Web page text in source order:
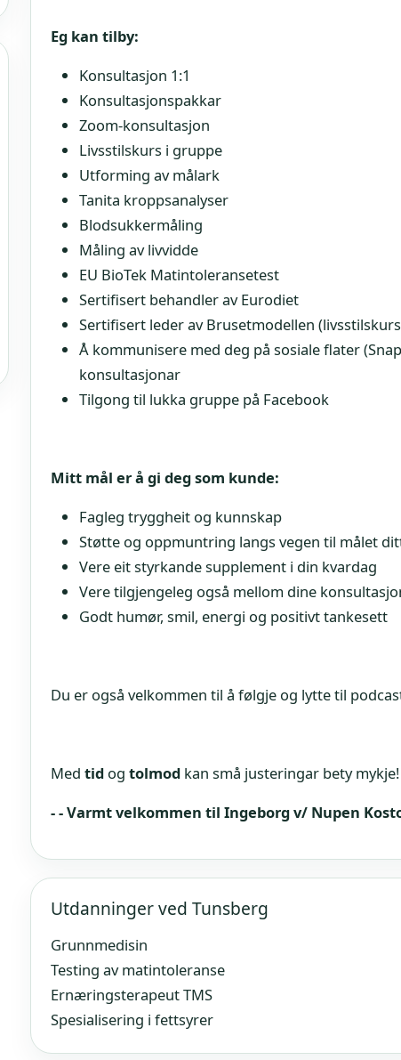
Eg kan tilby:
Konsultasjon 1:1
Konsultasjonspakkar
Zoom-konsultasjon
Livsstilskurs i gruppe
Utforming av målark
Tanita kroppsanalyser
Blodsukkermåling
Måling av livvidde
EU BioTek Matintoleransetest
Sertifisert behandler av Eurodiet
Sertifisert leder av Brusetmodellen
Å kommunisere med deg på sosiale flater
konsultasjonar
Tilgong til lukka gruppe på Facebook
Mitt mål er å gi deg som kunde:
Fagleg tryggheit og kunnskap
Støtte og oppmuntring langs vegen til målet
Vere eit styrkande supplement i din kvardag
Vere tilgjengeleg også mellom dine
Godt humør, smil, energi og positivt tankesett
Du er også velkommen til å følgje og lytte til
Medtid ogtolmod kan små justeringar bety mykje!
- - Varmt velkommen til Ingeborg v/ Nupen
Utdanninger ved Tunsberg
Grunnmedisin
Testing av matintoleranse
Ernæringsterapeut TMS
Spesialisering i fettsyrer